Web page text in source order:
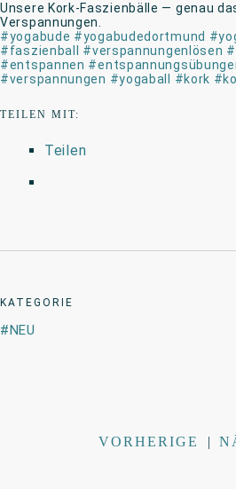
Unsere Kork-Faszienbälle — genau
Verspannungen.
#yogabude #yogabudedortmund
#faszienball
#verspannungenlösen
#entspannen
#verspannungen #yogaball #kork
TEILEN MIT:
Teilen
KATEGORIE
NEU
VORHERIGE |